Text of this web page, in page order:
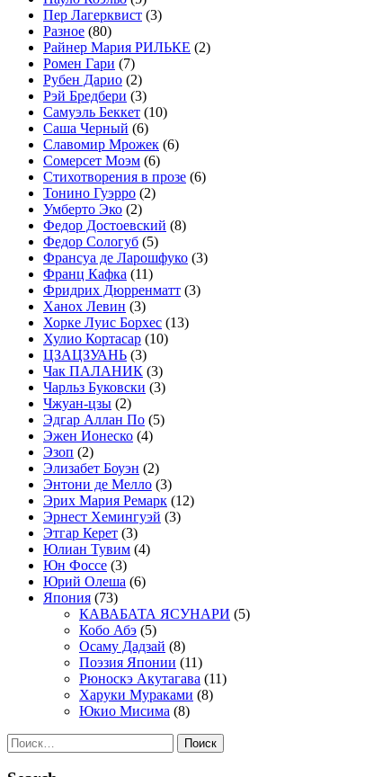
Пер Лагерквист (3)
Разное (80)
Райнер Мария РИЛЬКЕ (2)
Ромен Гари (7)
Рубен Дарио (2)
Рэй Бредбери (3)
Самуэль Беккет (10)
Саша Черный (6)
Славомир Мрожек (6)
Сомерсет Моэм (6)
Стихотворения в прозе (6)
Тонино Гуэрро (2)
Умберто Эко (2)
Федор Достоевский (8)
Федор Сологуб (5)
Франсуа де Ларошфуко (3)
Франц Кафка (11)
Фридрих Дюрренматт (3)
Ханох Левин (3)
Хорке Луис Борхес (13)
Хулио Кортасар (10)
ЦЗАЦЗУАНЬ (3)
Чак ПАЛАНИК (3)
Чарльз Буковски (3)
Чжуан-цзы (2)
Эдгар Аллан По (5)
Эжен Ионеско (4)
Эзоп (2)
Элизабет Боуэн (2)
Энтони де Мелло (3)
Эрих Мария Ремарк (12)
Эрнест Хемингуэй (3)
Этгар Керет (3)
Юлиан Тувим (4)
Юн Фоссе (3)
Юрий Олеша (6)
Япония (73)
КАВАБАТА ЯСУНАРИ (5)
Кобо Абэ (5)
Осаму Дадзай (8)
Поэзия Японии (11)
Рюноскэ Акутагава (11)
Харуки Мураками (8)
Юкио Мисима (8)
Найти: